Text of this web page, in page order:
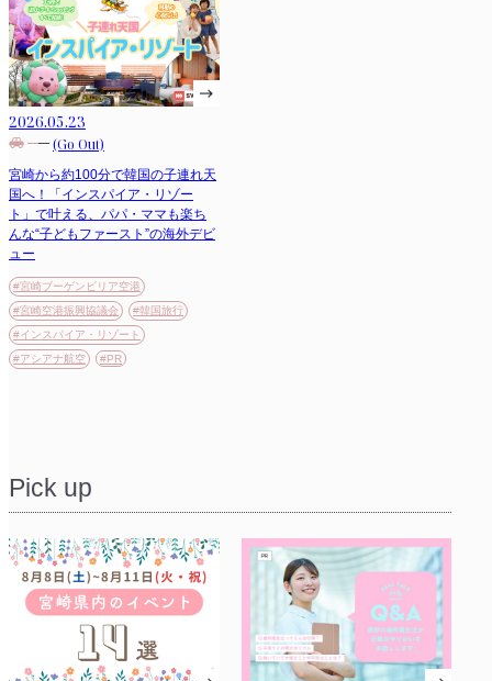
2026.05.23
(Go Out)
宮崎から約100分で韓国の子連れ天
国へ！「インスパイア・リゾー
ト」で叶える、パパ・ママも楽ち
んな“子どもファースト”の海外デビ
ュー
#宮崎ブーゲンビリア空港
#宮崎空港振興協議会
#韓国旅行
#インスパイア・リゾート
#アシアナ航空
#PR
Pick up